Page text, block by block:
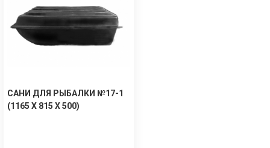
САНИ ДЛЯ РЫБАЛКИ №17-1
(1165 Х 815 Х 500)